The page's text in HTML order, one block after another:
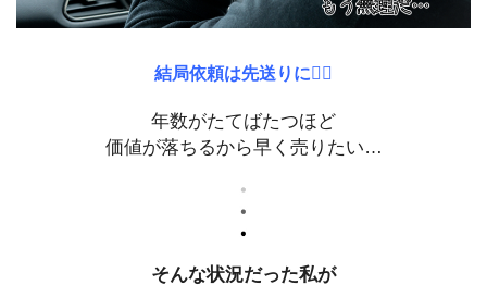
結局依頼は先送りに🤦‍♂️
年数がたてばたつほど
価値が落ちるから早く売りたい…
そんな状況だった私が